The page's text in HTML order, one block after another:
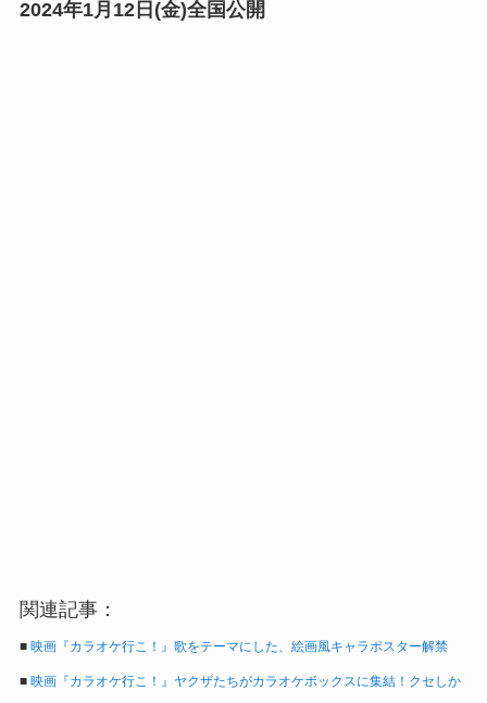
2024年1月12日(金)全国公開
関連記事：
■ 映画『カラオケ行こ！』歌をテーマにした、絵画風キャラポスター解禁
■ 映画『カラオケ行こ！』ヤクザたちがカラオケボックスに集結！クセしか